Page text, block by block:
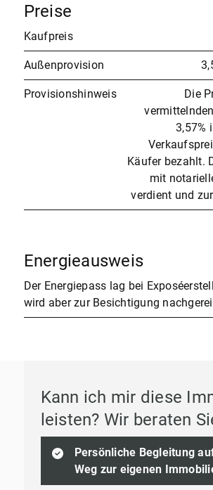
Preise
Kaufpreis
Außenprovision
Provisionshinweis
Die
3,57%
Käufer bezahlt.
mit
verdient und
Energieausweis
Der Energiepass lag bei
wird aber zur Besichtigung
Kann ich mir diese
leisten? Wir beraten
Persönliche Begleitung
Weg zur eigenen